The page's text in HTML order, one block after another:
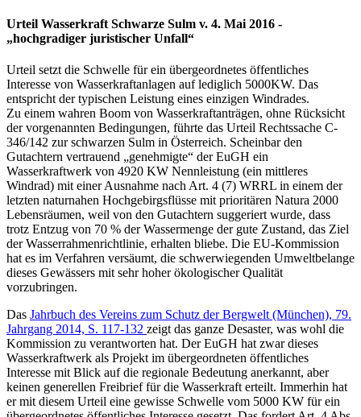
Urteil Wasserkraft Schwarze Sulm v. 4. Mai 2016 -
„hochgradiger juristischer Unfall“
Urteil setzt die Schwelle für ein übergeordnetes öffentliches
Interesse von Wasserkraftanlagen auf lediglich 5000KW. Das
entspricht der typischen Leistung eines einzigen Windrades.
Zu einem wahren Boom von Wasserkraftanträgen, ohne Rücksicht
der vorgenannten Bedingungen, führte das Urteil Rechtssache C-
346/142 zur schwarzen Sulm in Österreich. Scheinbar den
Gutachtern vertrauend „genehmigte“ der EuGH ein
Wasserkraftwerk von 4920 KW Nennleistung (ein mittleres
Windrad) mit einer Ausnahme nach Art. 4 (7) WRRL in einem der
letzten naturnahen Hochgebirgsflüsse mit prioritären Natura 2000
Lebensräumen, weil von den Gutachtern suggeriert wurde, dass
trotz Entzug von 70 % der Wassermenge der gute Zustand, das Ziel
der Wasserrahmenrichtlinie, erhalten bliebe. Die EU-Kommission
hat es im Verfahren versäumt, die schwerwiegenden Umweltbelange
dieses Gewässers mit sehr hoher ökologischer Qualität
vorzubringen.
Das Jahrbuch des Vereins zum Schutz der Bergwelt (München), 79.
Jahrgang 2014, S. 117-132 zeigt das ganze Desaster, was wohl die
Kommission zu verantworten hat. Der EuGH hat zwar dieses
Wasserkraftwerk als Projekt im übergeordneten öffentliches
Interesse mit Blick auf die regionale Bedeutung anerkannt, aber
keinen generellen Freibrief für die Wasserkraft erteilt. Immerhin hat
er mit diesem Urteil eine gewisse Schwelle vom 5000 KW für ein